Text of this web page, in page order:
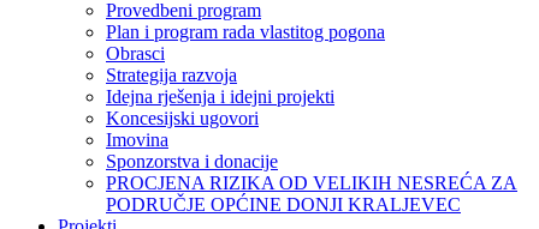
Provedbeni program
Plan i program rada vlastitog pogona
Obrasci
Strategija razvoja
Idejna rješenja i idejni projekti
Koncesijski ugovori
Imovina
Sponzorstva i donacije
PROCJENA RIZIKA OD VELIKIH NESREĆA ZA
PODRUČJE OPĆINE DONJI KRALJEVEC